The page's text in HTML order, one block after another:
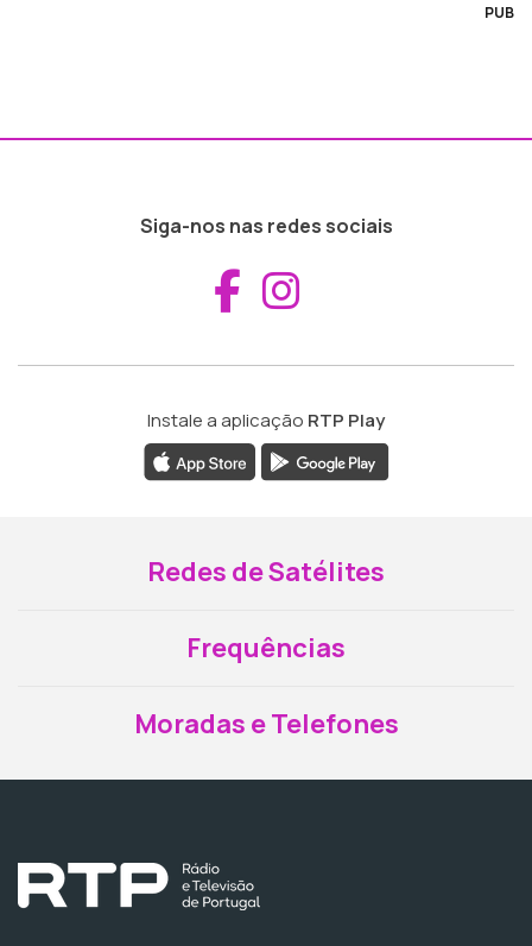
PUB
Siga-nos nas redes sociais
Aceder ao
Instale a aplicação RTP Play
Redes de Satélites
Frequências
Moradas e Telefones